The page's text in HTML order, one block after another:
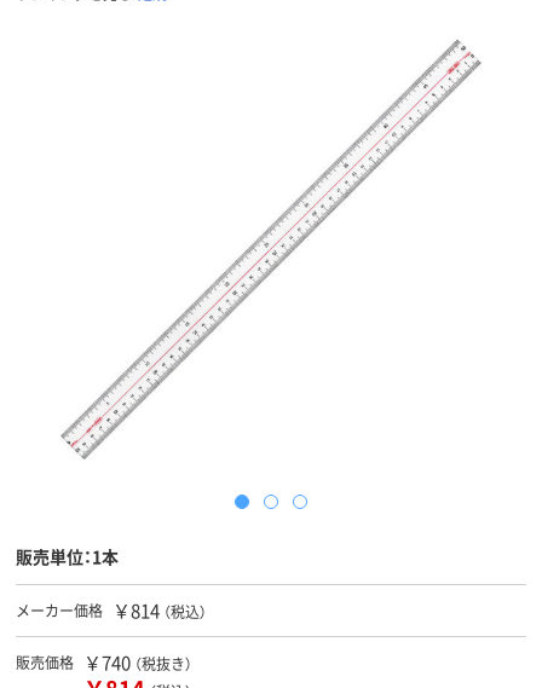
販売単位：1本
メーカー価格 ￥814 （税込）
販売価格 ￥740 （税抜き）